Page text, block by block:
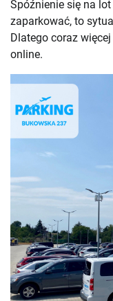
Spóźnienie się na
zaparkować, to
Dlatego coraz
online.